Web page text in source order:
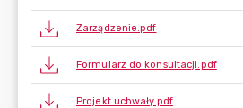
Zarządzenie.pdf
Formularz do konsultacji.pdf
Projekt uchwały.pdf